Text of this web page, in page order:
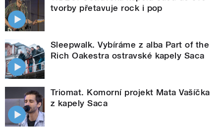
tvorby přetavuje rock i pop
Sleepwalk. Vybíráme z alba Part of the
Rich Oakestra ostravské kapely Saca
Triomat. Komorní projekt Mata Vašíčka
z kapely Saca